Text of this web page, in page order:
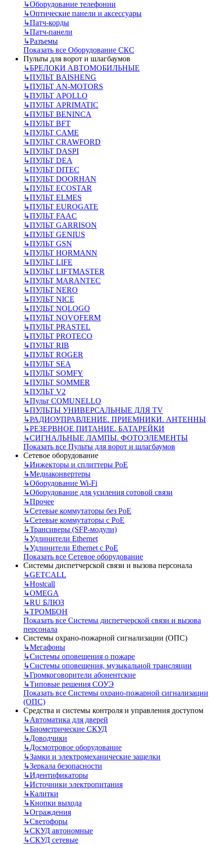
↳Оборудование телефонии
↳Оптические панели и аксессуары
↳Патч-корды
↳Патч-панели
↳Разъемы
Показать все Оборудование СКС
Пульты для ворот и шлагбаумов
↳БРЕЛОКИ АВТОМОБИЛЬНЫЕ
↳ПУЛЬТ BAISHENG
↳ПУЛЬТ AN-MOTORS
↳ПУЛЬТ APOLLO
↳ПУЛЬТ APRIMATIC
↳ПУЛЬТ BENINCA
↳ПУЛЬТ BFT
↳ПУЛЬТ CAME
↳ПУЛЬТ CRAWFORD
↳ПУЛЬТ DASPI
↳ПУЛЬТ DEA
↳ПУЛЬТ DITEC
↳ПУЛЬТ DOORHAN
↳ПУЛЬТ ECOSTAR
↳ПУЛЬТ ELMES
↳ПУЛЬТ EUROGATE
↳ПУЛЬТ FAAC
↳ПУЛЬТ GARRISON
↳ПУЛЬТ GENIUS
↳ПУЛЬТ GSN
↳ПУЛЬТ HORMANN
↳ПУЛЬТ LIFE
↳ПУЛЬТ LIFTMASTER
↳ПУЛЬТ MARANTEC
↳ПУЛЬТ NERO
↳ПУЛЬТ NICE
↳ПУЛЬТ NOLOGO
↳ПУЛЬТ NOVOFERM
↳ПУЛЬТ PRASTEL
↳ПУЛЬТ PROTECO
↳ПУЛЬТ RIB
↳ПУЛЬТ ROGER
↳ПУЛЬТ SEA
↳ПУЛЬТ SOMFY
↳ПУЛЬТ SOMMER
↳ПУЛЬТ V2
↳Пульт СOMUNELLO
↳ПУЛЬТЫ УНИВЕРСАЛЬНЫЕ ДЛЯ TV
↳РАДИОУПРАВЛЕНИЕ. ПРИЕМНИКИ. АНТЕННЫ
↳РЕЗЕРВНОЕ ПИТАНИЕ. БАТАРЕЙКИ
↳СИГНАЛЬНЫЕ ЛАМПЫ. ФОТОЭЛЕМЕНТЫ
Показать все Пульты для ворот и шлагбаумов
Сетевое оборудование
↳Инжекторы и сплиттеры РоЕ
↳Медиаконвертеры
↳Оборудование Wi-Fi
↳Оборудование для усиления сотовой связи
↳Прочее
↳Сетевые коммутаторы без РоЕ
↳Сетевые коммутаторы с РоЕ
↳Трансиверы (SFP-модули)
↳Удлинители Ethernet
↳Удлинители Ethernet с PoE
Показать все Сетевое оборудование
Системы диспетчерской связи и вызова персонала
↳GETCALL
↳Hostcall
↳OMEGA
↳RU БЛЮЗ
↳ТРОМБОН
Показать все Системы диспетчерской связи и вызова
персонала
Системы охрано-пожарной сигнализации (ОПС)
↳Мегафоны
↳Системы оповещения о пожаре
↳Системы оповещения, музыкальной трансляции
↳Громкоговорители абонентские
↳Типовые решения СОУЭ
Показать все Системы охрано-пожарной сигнализации
(ОПС)
Средства и системы контроля и управления доступом
↳Автоматика для дверей
↳Биометрические СКУД
↳Доводчики
↳Досмотровое оборудование
↳Замки и электромеханические защелки
↳Зеркала безопасности
↳Идентификаторы
↳Источники электропитания
↳Калитки
↳Кнопки выхода
↳Ограждения
↳Светофоры
↳СКУД автономные
↳СКУД сетевые